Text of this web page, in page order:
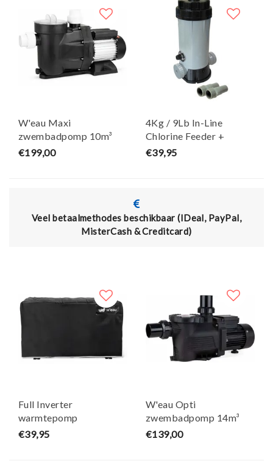
W'eau Maxi
zwembadpomp 10m³
€199,00
4Kg / 9Lb In-Line
Chlorine Feeder +
Connectors
€39,95
Veel betaalmethodes beschikbaar (IDeal, PayPal,
MisterCash & Creditcard)
Full Inverter
warmtepomp
beschermhoes 92 x 43 x
€39,95
W'eau Opti
zwembadpomp 14m³
€139,00